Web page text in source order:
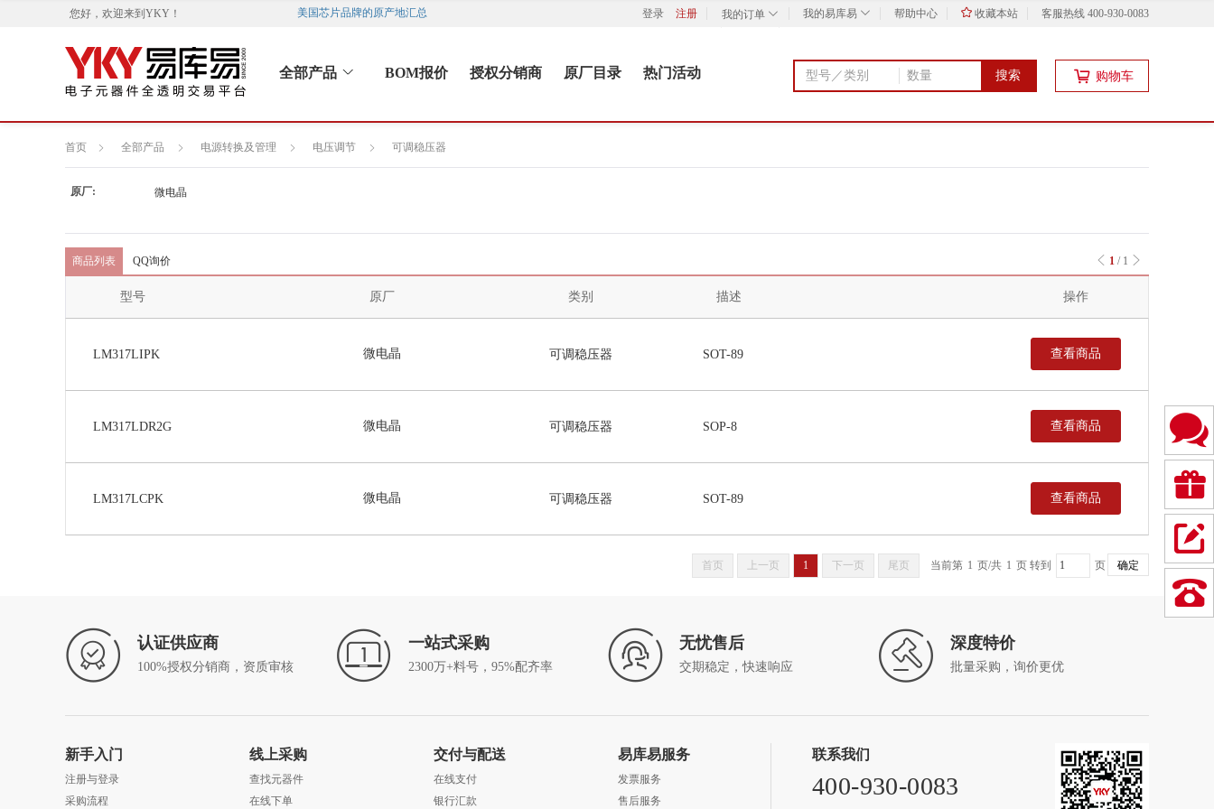
您好，欢迎来到 YKY ！ 美国芯片品牌的原产地汇总 登录 注册 我的订单 我的易库易 帮助中心 收藏本站 客服热线 400-930-0083
全部产品 BOM报价 授权分销商 原厂目录 热门活动 搜索 购物车
首页 全部产品 电源转换及管理 电压调节 可调稳压器
原厂: 微电晶
商品列表 QQ询价 1 / 1
型号 原厂 类别 描述 操作
LM317LIPK 微电晶 可调稳压器 SOT-89 查看商品
LM317LDR2G 微电晶 可调稳压器 SOP-8 查看商品
LM317LCPK 微电晶 可调稳压器 SOT-89 查看商品
首页 上一页 1 下一页 尾页 当前第 1 页/共 1 页 转到 页
认证供应商
100%授权分销商，资质审核
一站式采购
2300万+料号，95%配齐率
无忧售后
交期稳定，快速响应
深度特价
批量采购，询价更优
新手入门
注册与登录
采购流程
线上采购
查找元器件
在线下单
交付与配送
在线支付
银行汇款
易库易服务
发票服务
售后服务
联系我们
400-930-0083